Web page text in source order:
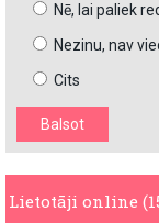
Nē, lai paliek
Nezinu, nav
Cits
Lietotāji online